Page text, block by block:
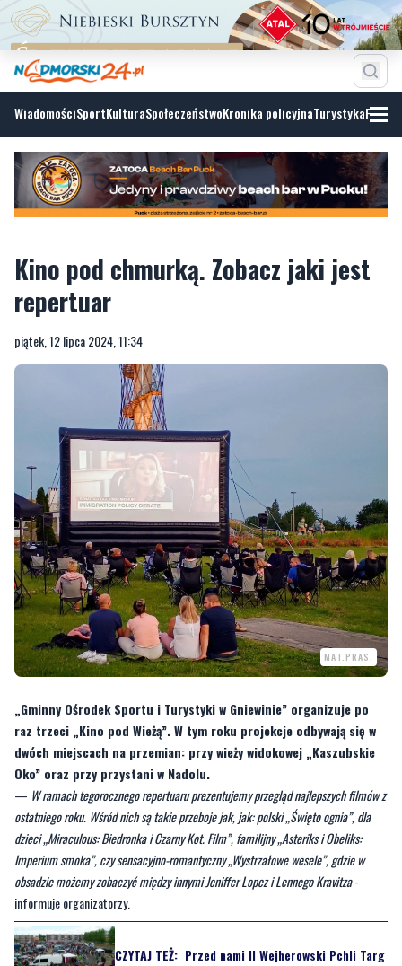
WiadomościSportKulturaSpołeczeństwoKronika policyjnaTurystyka
Kino pod chmurką. Zobacz jaki jest
repertuar
piątek, 12 lipca 2024, 11:34
MAT.PRAS.
„Gminny Ośrodek Sportu i Turystyki w Gniewinie” organizuje po
raz trzeci „Kino pod Wieżą”. W tym roku projekcje odbywają się w
dwóch miejscach na przemian: przy wieży widokowej „Kaszubskie
Oko” oraz przy przystani w Nadolu.
— W ramach tegorocznego repertuaru prezentujemy przegląd najlepszych filmów z
ostatniego roku. Wśród nich są takie przeboje jak, jak: polski „Święto ognia”, dla
dzieci „Miraculous: Biedronka i Czarny Kot. Film”, familijny „Asteriks i Obeliks:
Imperium smoka”, czy sensacyjno-romantyczny „Wystrzałowe wesele”, gdzie w
obsadzie możemy zobaczyć między innymi Jeniffer Lopez i Lennego Kravitza-
informuje organizatorzy.
CZYTAJ TEŻ: Przed nami II Wejherowski Pchli Targ